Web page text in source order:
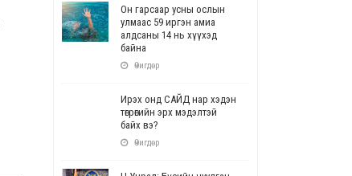
Он гарсаар усны ослын
улмаас 59 иргэн амиа
алдсаны 14 нь хүүхэд
байна
Өчигдөр
Ирэх онд САЙД нар хэдэн
төгрөгийн эрх мэдэлтэй
байх вэ?
Өчигдөр